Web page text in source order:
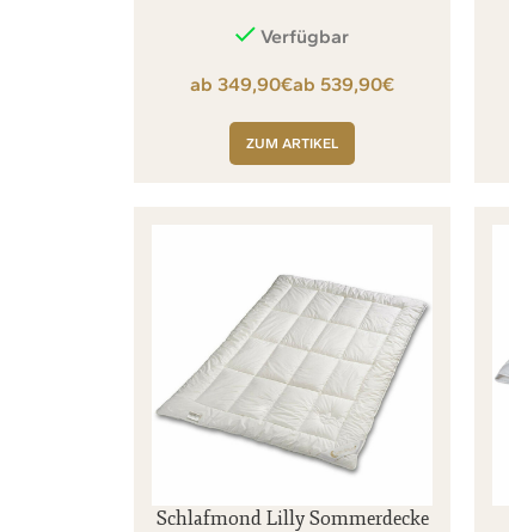
Verfügbar
€ €
ZUM ARTIKEL
Schlafmond Lilly Sommerdecke